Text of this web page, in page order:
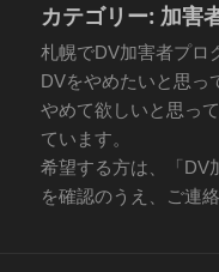
カテゴリー: 加害
札幌でDV加害者プロ
DVをやめたいと思っ
やめて欲しいと思っ
ています。
希望する方は、「DV
を確認のうえ、ご連